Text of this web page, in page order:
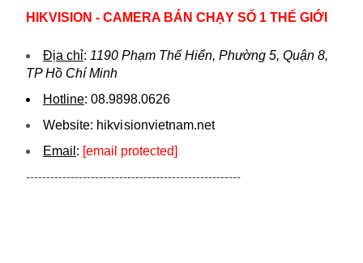
HIKVISION - CAMERA BÁN CHẠY SỐ 1 THẾ GIỚI
Địa chỉ: 1190 Phạm Thế Hiển, Phường 5, Quận 8,
TP Hồ Chí Minh
Hotline: 08.9898.0626
Website: hikvi sionvietnam.net
Email : [email protected]
-----------------------------------------------------